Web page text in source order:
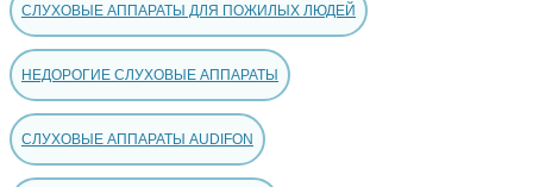
СЛУХОВЫЕ АППАРАТЫ ДЛЯ ПОЖИЛЫХ ЛЮДЕЙ
НЕДОРОГИЕ СЛУХОВЫЕ АППАРАТЫ
СЛУХОВЫЕ АППАРАТЫ AUDIFON